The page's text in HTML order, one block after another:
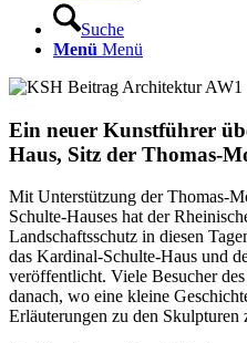
Suche
Menü Menü
Ein neuer Kunstführer
Haus, Sitz der Thomas-
Mit Unterstützung der Thomas-
Schulte-Hauses hat der
Landschaftsschutz in diesen
das Kardinal-Schulte-Haus und
veröffentlicht. Viele Besucher
danach, wo eine kleine
Erläuterungen zu den Skulpturen